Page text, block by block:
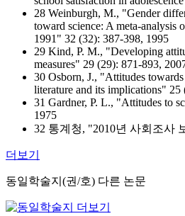
28 Weinburgh, M., "Gender
toward science: A meta-analysis
1991" 32 (32): 387-398, 1995
29 Kind, P. M., "Developing
measures" 29 (29): 871-893,
30 Osborn, J., "Attitudes
literature and its implications"
31 Gardner, P. L., "Attitudes to
1975
32 통계청, "2010년 사회조사
더보기
동일학술지(권/호) 다른 논문